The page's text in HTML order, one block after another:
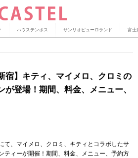
ハウステンボス サンリオピューロランド 富士
宿】キティ、マイメロ、クロミの
が登場！期間、料金、メニュー、
て、マイメロ、クロミ、キティとコラボしたサ
ティーが開催！期間、料金、メニュー、予約方